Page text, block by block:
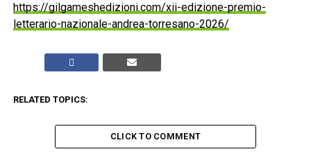
https://gilgameshedizioni.com/xii-edizione-premio-
letterario-nazionale-andrea-torresano-2026/
RELATED TOPICS:
CLICK TO COMMENT